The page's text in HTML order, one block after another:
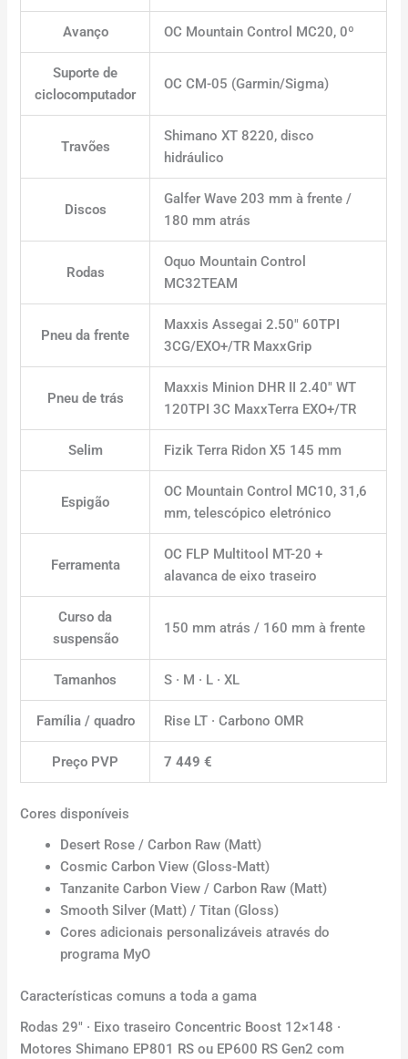
Avanço OC Mountain Control MC20, 0º
Suporte de
ciclocomputador
OC CM-05 (Garmin/Sigma)
Travões
Shimano XT 8220, disco
hidráulico
Discos
Galfer Wave 203 mm à frente /
180 mm atrás
Rodas
Oquo Mountain Control
MC32TEAM
Pneu da frente
Maxxis Assegai 2.50″ 60TPI
3CG/EXO+/TR MaxxGrip
Pneu de trás
Maxxis Minion DHR II 2.40″ WT
120TPI 3C MaxxTerra EXO+/TR
Selim Fizik Terra Ridon X5 145 mm
Espigão
OC Mountain Control MC10, 31,6
mm, telescópico eletrónico
Ferramenta
OC FLP Multitool MT-20 +
alavanca de eixo traseiro
Curso da
suspensão
150 mm atrás / 160 mm à frente
Tamanhos S · M · L · XL
Família / quadro Rise LT · Carbono OMR
Preço PVP 7 449 €
Cores disponíveis
Desert Rose / Carbon Raw (Matt)
Cosmic Carbon View (Gloss-Matt)
Tanzanite Carbon View / Carbon Raw (Matt)
Smooth Silver (Matt) / Titan (Gloss)
Cores adicionais personalizáveis através do
programa MyO
Características comuns a toda a gama
Rodas 29″ · Eixo traseiro Concentric Boost 12×148 ·
Motores Shimano EP801 RS ou EP600 RS Gen2 com